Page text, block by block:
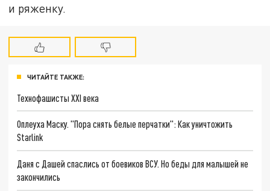
и ряженку.
ЧИТАЙТЕ ТАКЖЕ:
Технофашисты XXI века
Оплеуха Маску. "Пора снять белые перчатки": Как уничтожить
Starlink
Даня с Дашей спаслись от боевиков ВСУ. Но беды для малышей не
закончились